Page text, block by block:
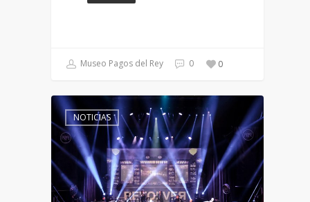
Museo Pagos del Rey 0 0
NOTICIAS